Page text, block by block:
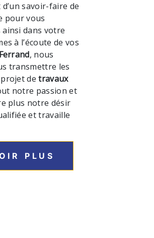
savoir-faire de
pour vous
dans votre
à l’écoute de vos
, nous
transmettre les
projet detravaux
notre passion et
plus notre désir
et travaille
PLUS